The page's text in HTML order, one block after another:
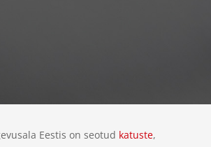
Eestis on seotud katuste,